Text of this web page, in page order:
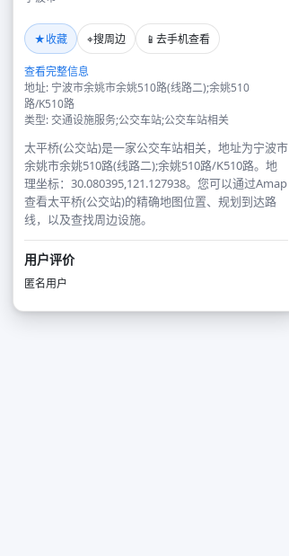
★收藏 ⌖搜周边 📱 去手机查看
查看完整信息
地址: 宁波市余姚市余姚510路(线路二);余姚510
路/K510路
类型: 交通设施服务;公交车站;公交车站相关
太平桥(公交站)是一家公交车站相关，地址为宁波市
余姚市余姚510路(线路二);余姚510路/K510路。地
理坐标：30.080395,121.127938。您可以通过Amap
查看太平桥(公交站)的精确地图位置、规划到达路
线，以及查找周边设施。
用户评价
匿名用户